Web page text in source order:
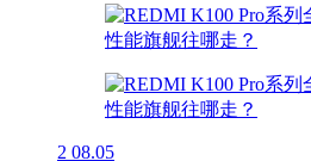
2 08.05